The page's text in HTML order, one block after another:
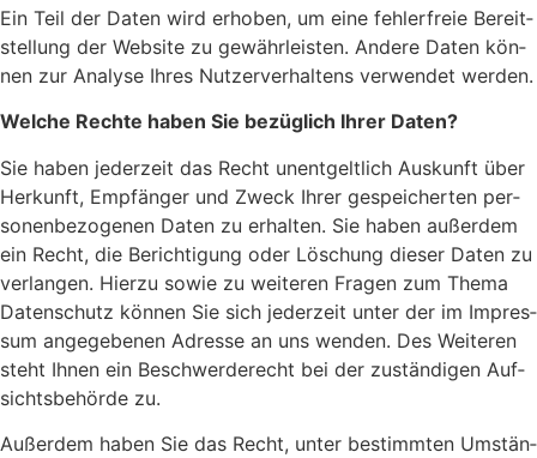
Ein Teil der Daten wird erho­ben, um eine feh­ler­freie Bereit­
stel­lung der Web­site zu gewähr­leis­ten. Ande­re Daten kön­
nen zur Ana­ly­se Ihres Nut­zer­ver­hal­tens ver­wen­det wer­den.
Wel­che Rech­te haben Sie bezüg­lich Ihrer Daten?
Sie haben jeder­zeit das Recht unent­gelt­lich Aus­kunft über
Her­kunft, Emp­fän­ger und Zweck Ihrer gespei­cher­ten per­
so­nen­be­zo­ge­nen Daten zu erhal­ten. Sie haben außer­dem
ein Recht, die Berich­ti­gung oder Löschung die­ser Daten zu
ver­lan­gen. Hier­zu sowie zu wei­te­ren Fra­gen zum The­ma
Daten­schutz kön­nen Sie sich jeder­zeit unter der im Impres­
sum ange­ge­be­nen Adres­se an uns wen­den. Des Wei­te­ren
steht Ihnen ein Beschwer­de­recht bei der zustän­di­gen Auf­
sichts­be­hör­de zu.
Außer­dem haben Sie das Recht, unter bestimm­ten Umstän­